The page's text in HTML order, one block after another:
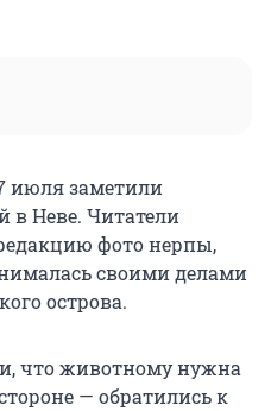
июля заметили
в Неве. Читатели
фото нерпы,
своими делами
острова.
что животному нужна
— обратились к